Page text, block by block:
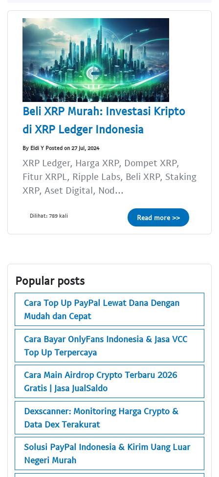
Beli XRP Murah: Investasi Kripto
di XRP Ledger Indonesia
By Eldi Y Posted on 27 Jul, 2024
XRP Ledger, Harga XRP, Dompet XRP,
Fitur XRPL, Ripple Labs, Beli XRP, Staking
XRP, Aset Digital, Nod...
Dilihat: 789 kali Read more >>
Popular posts
Cara Top Up PayPal Lewat Dana Dengan
Mudah dan Cepat
Cara Bayar OnlyFans Indonesia & Jasa VCC
Top Up Terpercaya
Cara Main Airdrop Crypto Terbaru 2026
Gratis | Jasa JualSaldo
Dexscanner: Monitoring Harga Crypto &
Data Dex Terakurat
Solusi PayPal Indonesia & Kirim Uang Luar
Negeri Murah